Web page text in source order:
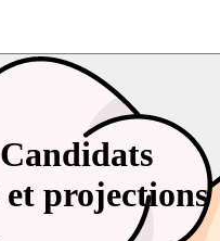
projections